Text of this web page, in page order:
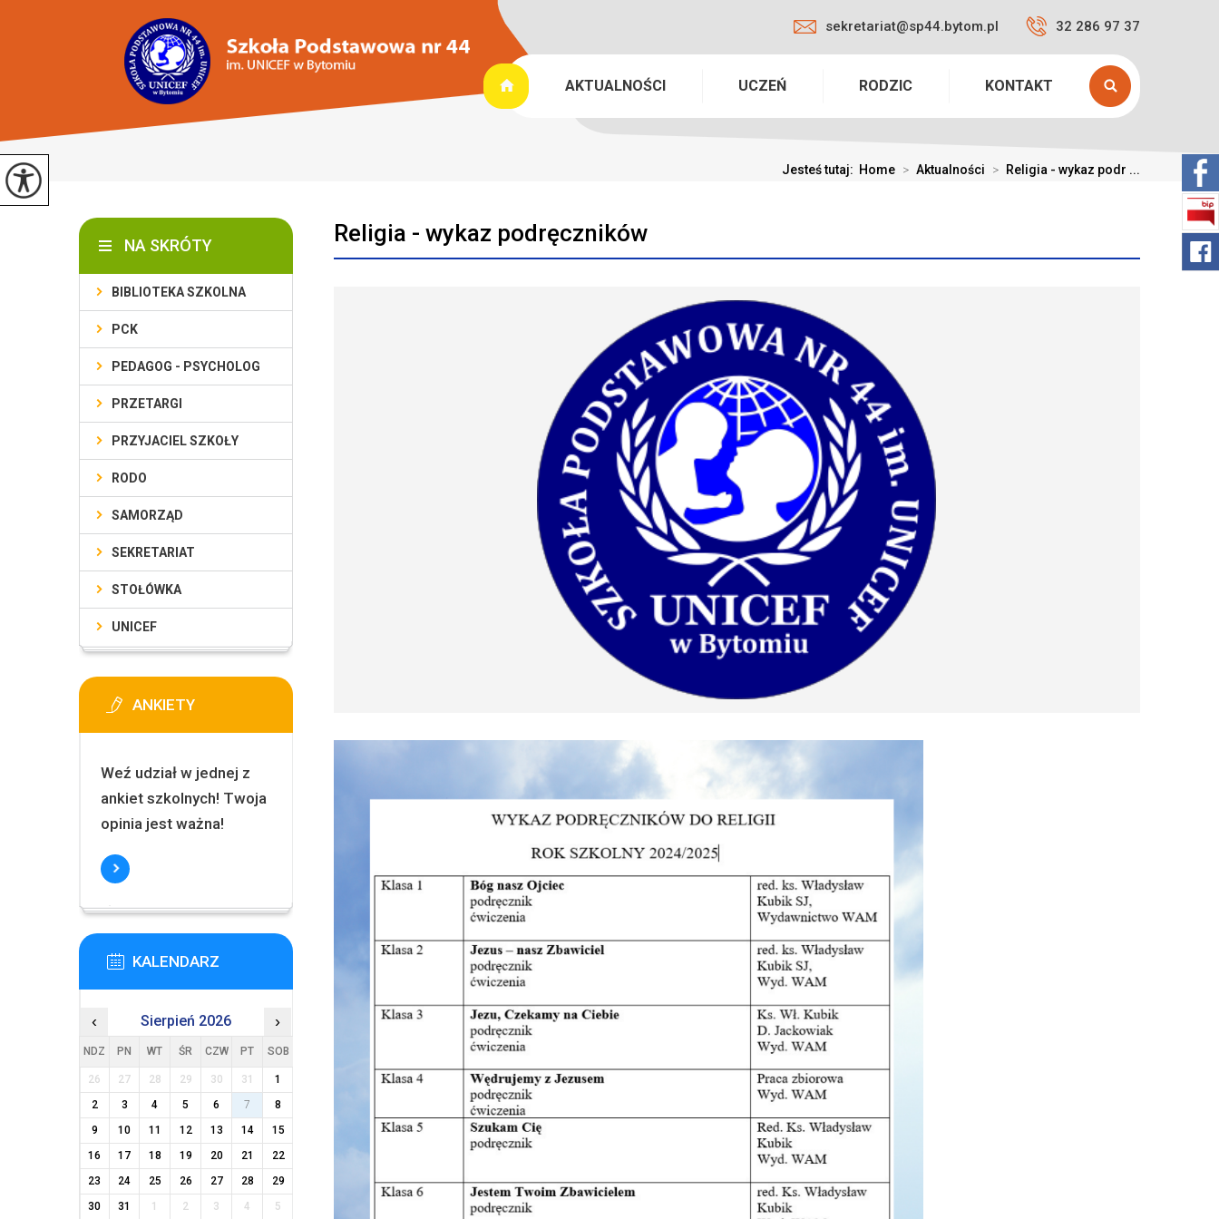
sekretariat@sp44.bytom.pl 32 286 97 37
AKTUALNOŚCI UCZEŃ RODZIC KONTAKT
Jesteś tutaj: Home > Aktualności > Religia - wykaz podr ...
Religia - wykaz podręczników
NA SKRÓTY
BIBLIOTEKA SZKOLNA
PCK
PEDAGOG - PSYCHOLOG
PRZETARGI
PRZYJACIEL SZKOŁY
RODO
SAMORZĄD
SEKRETARIAT
STOŁÓWKA
UNICEF
ANKIETY
Weź udział w jednej z
ankiet szkolnych! Twoja
opinia jest ważna!
KALENDARZ
‹ Sierpień 2026 ›
NDZ PN WT ŚR CZW PT SOB
26 27 28 29 30 31
1
2
3 4 5 6 7
8
9
10 11 12 13 14
15
16
17 18 19 20 21
22
23
24 25 26 27 28
29
30
31 1 2 3 4 5